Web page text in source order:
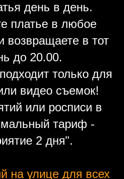
день в день.
платье в любое
возвращаете в тот
до 20.00.
только для
видео съемок!
или росписи в
тариф -
2 дня".
на улице для всех